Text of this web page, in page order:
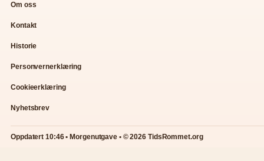
Om oss
Kontakt
Historie
Personvernerklæring
Cookieerklæring
Nyhetsbrev
Oppdatert 10:46 • Morgenutgave • © 2026 TidsRommet.org